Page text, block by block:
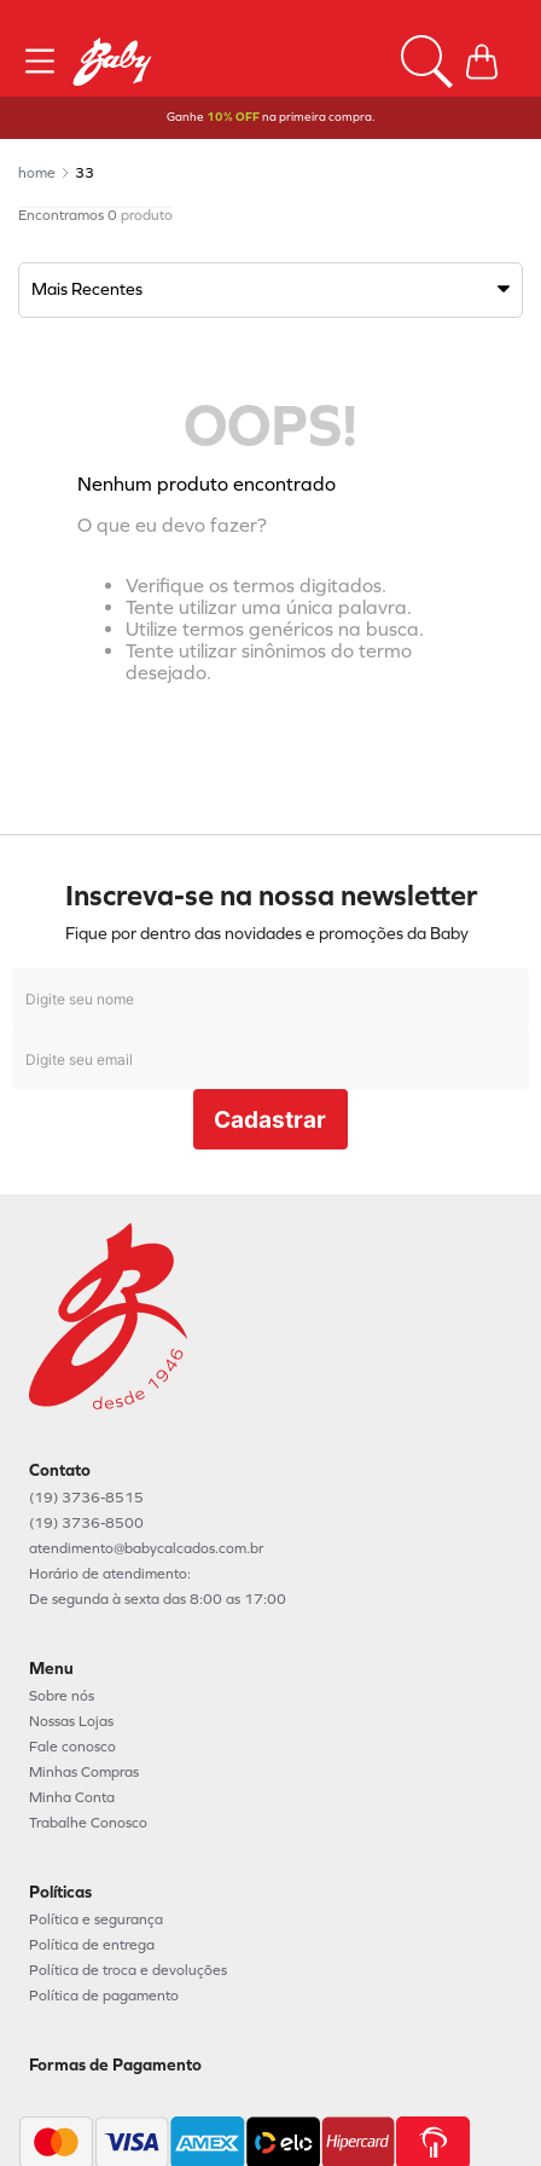
Ganhe 10% OFFna primeira compra.
33
0 produto
Mais Recentes
OOPS!
Nenhum produto encontrado
O que eu devo fazer?
Verifique os termos digitados.
Tente utilizar uma única palavra.
Utilize termos genéricos na busca.
Tente utilizar sinônimos do termo
desejado.
Inscreva-se na nossa newsletter
Fique por dentro das novidades e promoções da Baby
Cadastrar
Contato
(19) 3736-8515
(19) 3736-8500
atendimento@babycalcados.com.br
Horário de atendimento:
De segunda à sexta das 8:00 as 17:00
Menu
Sobre nós
Nossas Lojas
Fale conosco
Minhas Compras
Minha Conta
Trabalhe Conosco
Políticas
Política e segurança
Política de entrega
Política de troca e devoluções
Política de pagamento
Formas de Pagamento